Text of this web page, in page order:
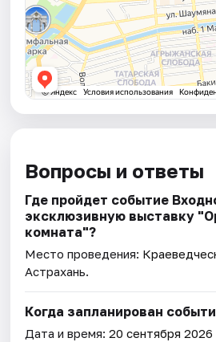
Вопросы и ответы
Где пройдет событие
эксклюзивную выставку
комната"?
Место проведения:
Астрахань.
Когда запланирован
Дата и время:20 сентября 2026